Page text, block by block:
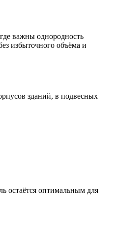
важны однородность
избыточного объёма и
зданий, в подвесных
остаётся оптимальным для